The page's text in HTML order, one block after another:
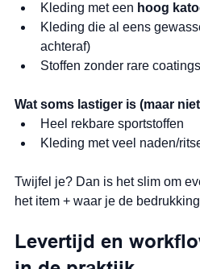
Kleding met een hoog
Kleding die al eens
achteraf)
Stoffen zonder rare coatings
Wat soms lastiger is (maar
Heel rekbare sportstoffen
Kleding met veel naden/
Twijfel je? Dan is het slim om
het item + waar je de
Levertijd en